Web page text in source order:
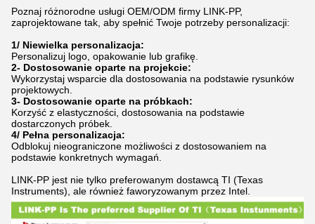
Poznaj różnorodne usługi OEM/ODM firmy LINK-PP,
zaprojektowane tak, aby spełnić Twoje potrzeby personalizacji:
1/ Niewielka personalizacja:
Personalizuj logo, opakowanie lub grafikę.
2- Dostosowanie oparte na projekcie:
Wykorzystaj wsparcie dla dostosowania na podstawie rysunków
projektowych.
3- Dostosowanie oparte na próbkach:
Korzyść z elastyczności, dostosowania na podstawie
dostarczonych próbek.
4/ Pełna personalizacja:
Odblokuj nieograniczone możliwości z dostosowaniem na
podstawie konkretnych wymagań.
LINK-PP jest nie tylko preferowanym dostawcą TI (Texas
Instruments), ale również faworyzowanym przez Intel.